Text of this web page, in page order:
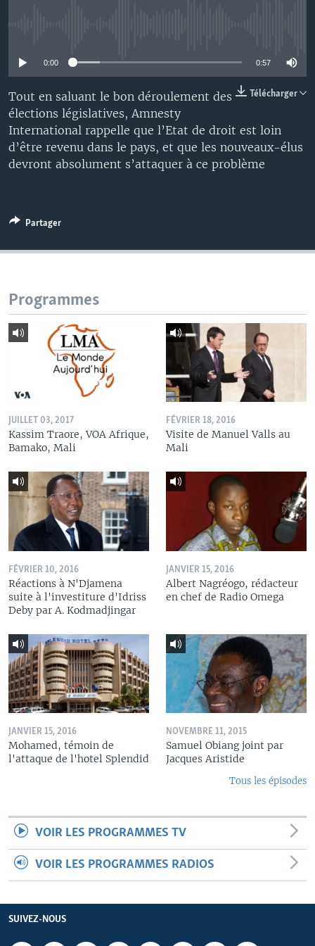
0:00 0:57
Télécharger
Tout en saluant le bon déroulement des
élections législatives, Amnesty
International rappelle que l’Etat de droit est loin
d’être revenu dans le pays, et que les nouveaux-élus
devront absolument s’attaquer à ce problème
Partager
Programmes
JUILLET 03, 2017
Kassim Traore, VOA Afrique,
Bamako, Mali
FÉVRIER 18, 2016
Visite de Manuel Valls au
Mali
FÉVRIER 10, 2016
Réactions à N'Djamena
suite à l'investiture d'Idriss
Deby par A. Kodmadjingar
JANVIER 15, 2016
Albert Nagréogo, rédacteur
en chef de Radio Omega
JANVIER 15, 2016
Mohamed, témoin de
l'attaque de l'hotel Splendid
NOVEMBRE 11, 2015
Samuel Obiang joint par
Jacques Aristide
Tous les épisodes
VOIR LES PROGRAMMES TV
VOIR LES PROGRAMMES RADIOS
SUIVEZ-NOUS